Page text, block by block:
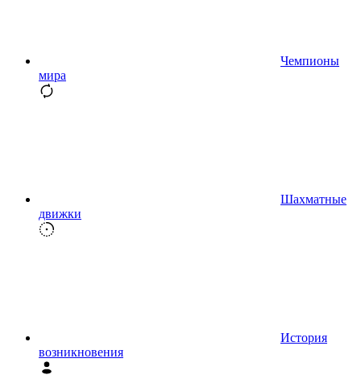
Чемпионы
мира
Шахматные
движки
История
возникновения